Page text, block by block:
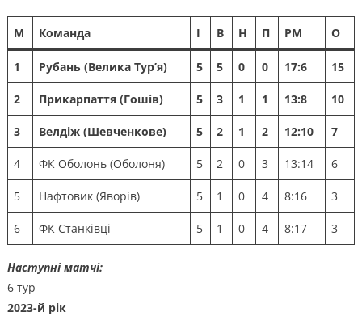
М Команда І В Н П РМ О
1 Рубань (Велика Тур’я) 5 5 0 0 17:6 15
2 Прикарпаття (Гошів) 5 3 1 1 13:8 10
3 Велдіж (Шевченкове) 5 2 1 2 12:10 7
4 ФК Оболонь (Оболоня) 5 2 0 3 13:14 6
5 Нафтовик (Яворів) 5 1 0 4 8:16 3
6 ФК Станківці 5 1 0 4 8:17 3
Наступні матчі:
6 тур
2023-й рік